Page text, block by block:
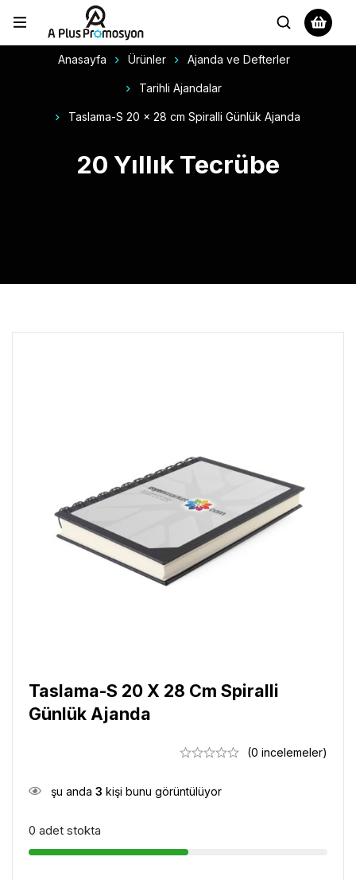
Anasayfa Ürünler Ajanda ve Defterler
Tarihli Ajandalar
Taslama-S 20 x 28 cm Spiralli Günlük Ajanda
20 Yıllık Tecrübe
Taslama-S 20 X 28 Cm Spiralli
Günlük Ajanda
(0 incelemeler)
şu anda 3 kişi bunu görüntülüyor
0 adet stokta